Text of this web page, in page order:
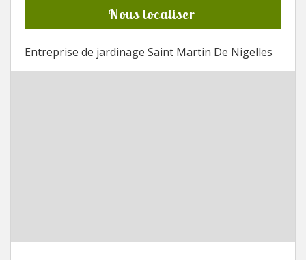
Nous localiser
Entreprise de jardinage Saint Martin De Nigelles